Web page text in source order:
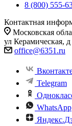
8 (800) 555-
Контактная
Московская
ул Керамическая,
office@6351.ru
Telegram
WhatsApp